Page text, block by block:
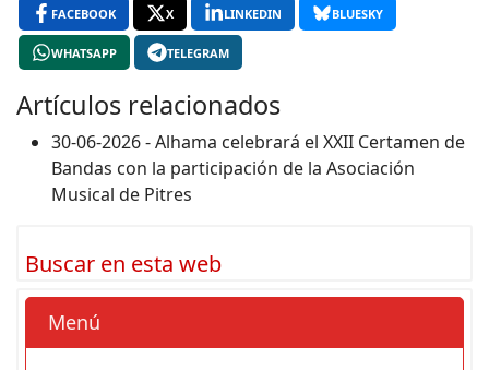
FACEBOOK X LINKEDIN BLUESKY
WHATSAPP TELEGRAM
Artículos relacionados
30-06-2026 - Alhama celebrará el XXII Certamen de
Bandas con la participación de la Asociación
Musical de Pitres
Buscar en esta web
Menú